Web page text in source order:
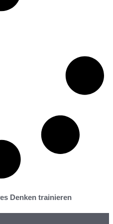
Denken trainieren